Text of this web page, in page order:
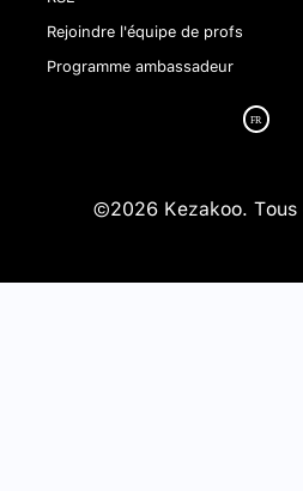
Rejoindre l'équipe de profs
Programme ambassadeur
©2026 Kezakoo.